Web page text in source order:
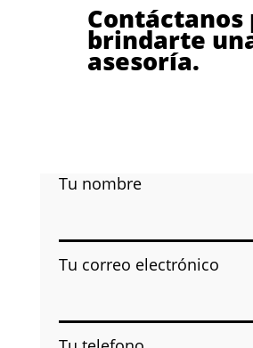
Contáctanos
brindarte
asesoría.
Tu nombre
Tu correo electrónico